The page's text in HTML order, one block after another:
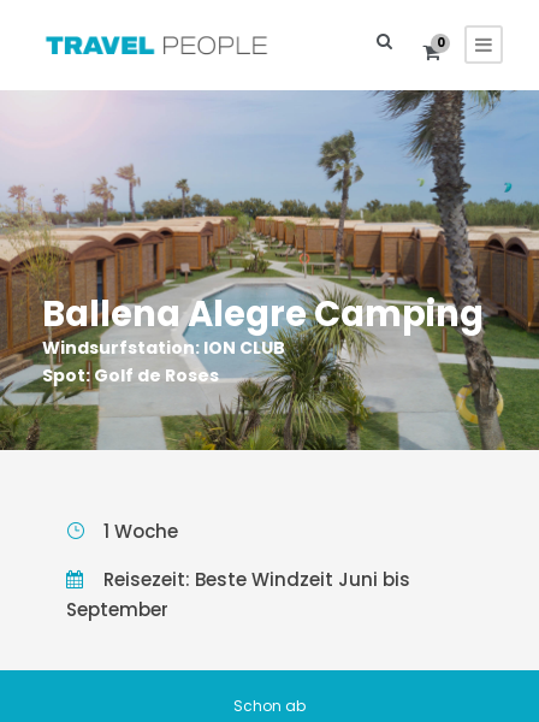
0
Ballena Alegre Camping
Windsurfstation: ION CLUB
Spot: Golf de Roses
1 Woche
Reisezeit: Beste Windzeit Juni bis
September
Schon ab